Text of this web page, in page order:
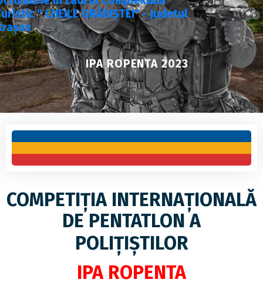
" CHEILE GRĂDIȘTEI" - Judetul
IPA ROPENTA 2023
COMPETIȚIA INTERNAȚIONALĂ
DE PENTATLON A
POLIȚIȘTILOR
IPA ROPENTA